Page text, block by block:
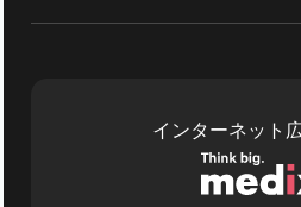
インターネット